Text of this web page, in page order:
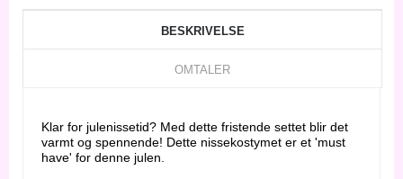
BESKRIVELSE
OMTALER
Klar for julenissetid? Med dette fristende settet blir det
varmt og spennende! Dette nissekostymet er et 'must
have' for denne julen.